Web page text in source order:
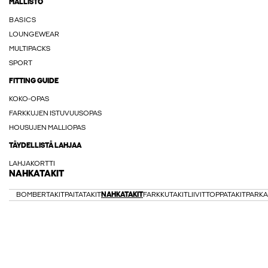
MALLISTO
BASICS
LOUNGEWEAR
MULTIPACKS
SPORT
FITTING GUIDE
KOKO-OPAS
FARKKUJEN ISTUVUUSOPAS
HOUSUJEN MALLIOPAS
TÄYDELLISTÄ LAHJAA
LAHJAKORTTI
NAHKATAKIT
BOMBERTAKITPAITATAKITNAHKATAKITFARKKUTAKITLIIVITTOPPATAKIT